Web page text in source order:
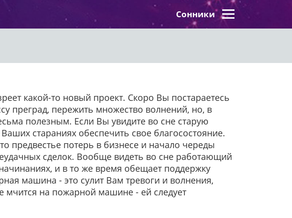
Сонники
какой-то новый проект. Скоро Вы постараетесь
преград, пережить множество волнений, но, в
полезным. Если Вы увидите во сне старую
стараниях обеспечить свое благосостояние.
предвестье потерь в бизнесе и начало череды
сделок. Вообще видеть во сне работающий
и в то же время обещает поддержку
машина - это сулит Вам тревоги и волнения,
мчится на пожарной машине - ей следует